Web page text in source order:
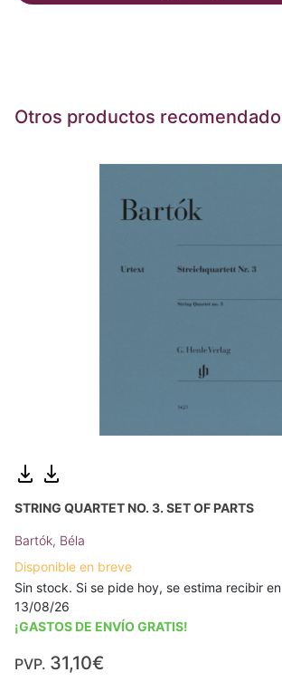
Otros productos
STRING QUARTET NO. 3. SET OF PARTS
Bartók, Béla
Disponible en breve
Sin stock. Si se pide hoy, se estima recibir
13/08/26
¡GASTOS DE ENVÍO GRATIS!
PVP. 31,10€